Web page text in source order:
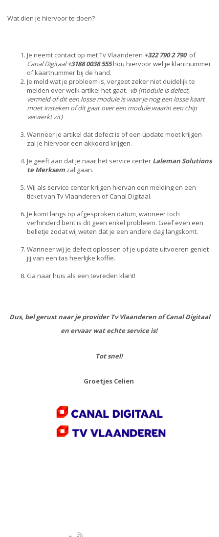
Wat dien je hiervoor te doen?
Je neemt contact op met Tv Vlaanderen +322 790 2 790of
Canal Digitaal+3188 0038 555hou hiervoor wel je klantnummer
of kaartnummer bij de hand.
Je meld wat je probleem is, vergeet zeker niet duidelijk te
melden over welk artikel het gaat. vb (module is defect,
vermeld of dit een losse module is waar je nog een losse kaart
moet insteken of dit gaat over een module waarin een chip
verwerkt zit)
Wanneer je artikel dat defect is of een update moet krijgen
zal je hiervoor een akkoord krijgen.
Je geeft aan dat je naar het service center Laleman Solutions
te Merksem zal gaan.
Wij als service center krijgen hiervan een melding en een
ticket van Tv Vlaanderen of Canal Digitaal.
Je komt langs op afgesproken datum, wanneer toch
verhinderd bent is dit geen enkel probleem. Geef even een
belletje zodat wij weten dat je een andere dag langskomt.
Wanneer wij je defect oplossen of je update uitvoeren geniet
jij van een tas heerlijke koffie.
Ga naar huis als een tevreden klant!
Dus, bel gerust naar je provider Tv Vlaanderen of Canal Digitaal
en ervaar wat echte service is!
Tot snel!
Groetjes Celien